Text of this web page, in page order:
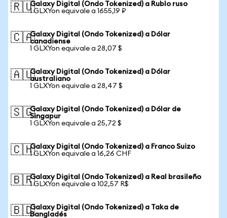
🇷🇺Galaxy Digital (Ondo Tokenized) a Rublo ruso
1 GLXYon equivale a 1655,19 ₽
🇨🇦Galaxy Digital (Ondo Tokenized) a Dólar
canadiense
1 GLXYon equivale a 28,07 $
🇦🇺Galaxy Digital (Ondo Tokenized) a Dólar
australiano
1 GLXYon equivale a 28,47 $
🇸🇬Galaxy Digital (Ondo Tokenized) a Dólar de
Singapur
1 GLXYon equivale a 25,72 $
🇨🇭Galaxy Digital (Ondo Tokenized) a Franco Suizo
1 GLXYon equivale a 16,26 CHF
🇧🇷Galaxy Digital (Ondo Tokenized) a Real brasileño
1 GLXYon equivale a 102,57 R$
🇧🇩Galaxy Digital (Ondo Tokenized) a Taka de
Bangladés